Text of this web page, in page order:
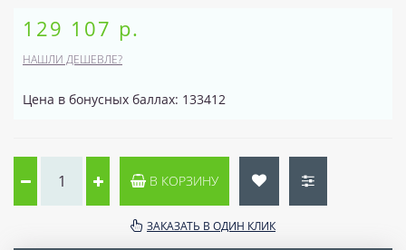
129 107 р.
НАШЛИ ДЕШЕВЛЕ?
Цена в бонусных баллах: 133412
В КОРЗИНУ
ЗАКАЗАТЬ В ОДИН КЛИК